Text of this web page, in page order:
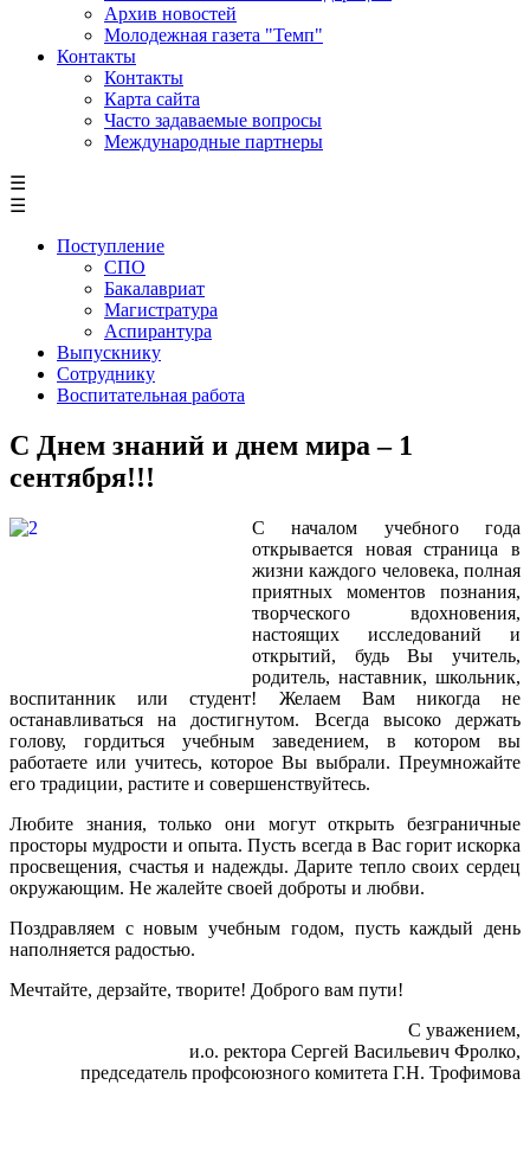
Архив новостей
Молодежная газета "Темп"
Контакты
Контакты
Карта сайта
Часто задаваемые вопросы
Международные партнеры
☰
☰
Поступление
СПО
Бакалавриат
Магистратура
Аспирантура
Выпускнику
Сотруднику
Воспитательная работа
С Днем знаний и днем мира – 1
сентября!!!
С началом учебного года
открывается новая страница в
жизни каждого человека, полная
приятных моментов познания,
творческого вдохновения,
настоящих исследований и
открытий, будь Вы учитель,
родитель, наставник, школьник,
воспитанник или студент! Желаем Вам никогда не
останавливаться на достигнутом. Всегда высоко держать
голову, гордиться учебным заведением, в котором вы
работаете или учитесь, которое Вы выбрали. Преумножайте
его традиции, растите и совершенствуйтесь.
Любите знания, только они могут открыть безграничные
просторы мудрости и опыта. Пусть всегда в Вас горит искорка
просвещения, счастья и надежды. Дарите тепло своих сердец
окружающим. Не жалейте своей доброты и любви.
Поздравляем с новым учебным годом, пусть каждый день
наполняется радостью.
Мечтайте, дерзайте, творите! Доброго вам пути!
С уважением,
и.о. ректора Сергей Васильевич Фролко,
председатель профсоюзного комитета Г.Н. Трофимова